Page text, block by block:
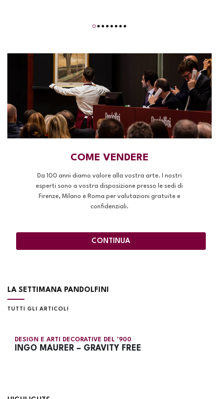
COME VENDERE
Da 100 anni diamo valore alla vostra arte. I nostri
esperti sono a vostra disposizione presso le sedi di
Firenze, Milano e Roma per valutazioni gratuite e
confidenziali.
CONTINUA
LA SETTIMANA PANDOLFINI
TUTTI GLI ARTICOLI
DESIGN E ARTI DECORATIVE DEL ‘900
INGO MAURER – GRAVITY FREE